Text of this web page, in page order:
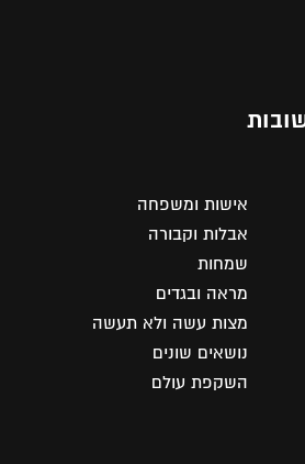
אישות ומשפחה
אבלות וקבורה
שמחות
מראה ובגדים
מצות עשה ולא תעשה
נושאים שונים
השקפת עולם